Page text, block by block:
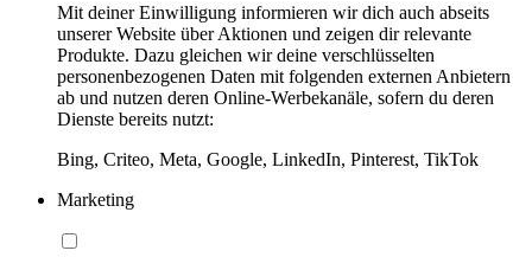
Mit deiner Einwilligung informieren wir dich auch abseits
unserer Website über Aktionen und zeigen dir relevante
Produkte. Dazu gleichen wir deine verschlüsselten
personenbezogenen Daten mit folgenden externen Anbietern
ab und nutzen deren Online-Werbekanäle, sofern du deren
Dienste bereits nutzt:
Bing, Criteo, Meta, Google, LinkedIn, Pinterest, TikTok
Marketing